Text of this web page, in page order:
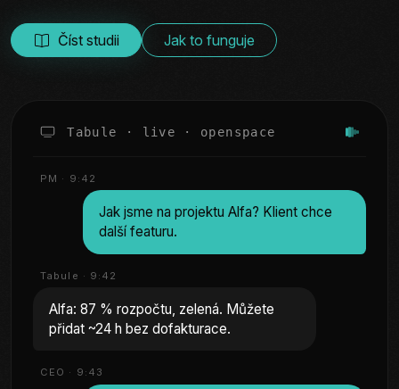
Číst studii Jak to funguje
Tabule · live · openspace
PM · 9:42
Jak jsme na projektu Alfa? Klient chce
další featuru.
Tabule · 9:42
Alfa: 87 % rozpočtu, zelená. Můžete
přidat ~24 h bez dofakturace.
CEO · 9:43